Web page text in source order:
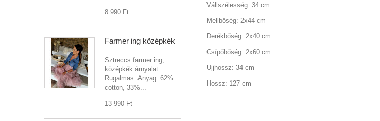
8 990 Ft‎
Farmer ing középkék
Sztreccs farmer ing,
középkék árnyalat.
Rugalmas. Anyag: 62%
cotton, 33%...
13 990 Ft‎
Vállszélesség: 34 cm
Mellbőség: 2x44 cm
Derékbőség: 2x40 cm
Csípőbőség: 2x60 cm
Ujjhossz: 34 cm
Hossz: 127 cm